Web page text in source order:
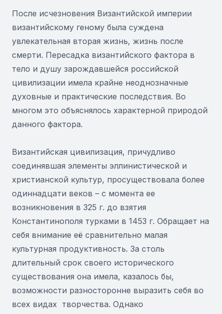
После исчезновения Византийской империи
византийскому геному была суждена
увлекательная вторая жизнь, жизнь после
смерти. Пересадка византийского фактора в
тело и душу зарождавшейся российской
цивилизации имела крайне неоднозначные
духовные и практические последствия. Во
многом это объяснялось характерной природой
данного фактора.
Византийская цивилизация, причудливо
соединявшая элементы эллинистической и
христианской культур, просуществовала более
одиннадцати веков – с момента ее
возникновения в 325 г. до взятия
Константинополя турками в 1453 г. Обращает на
себя внимание её сравнительно малая
культурная продуктивность. За столь
длительный срок своего исторического
существования она имела, казалось бы,
возможности разносторонне выразить себя во
всех видах творчества. Однако